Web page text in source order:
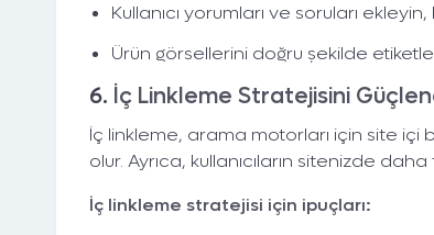
Kullanıcı yorumları ve soruları
Ürün görsellerini doğru şekilde
6. İç Linkleme Stratejisini
İç linkleme, arama motorları için site içi
olur. Ayrıca, kullanıcıların sitenizde
İç linkleme stratejisi için ipuçları: